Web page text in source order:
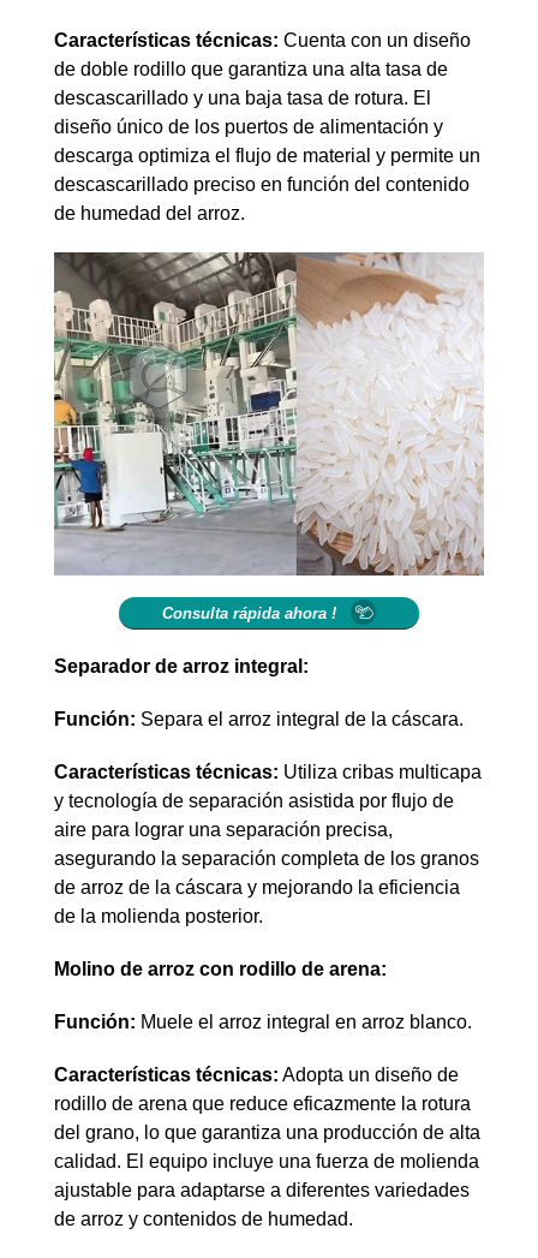
Características técnicas: Cuenta con un diseño
de doble rodillo que garantiza una alta tasa de
descascarillado y una baja tasa de rotura. El
diseño único de los puertos de alimentación y
descarga optimiza el flujo de material y permite un
descascarillado preciso en función del contenido
de humedad del arroz.
Consulta rápida ahora !
Separador de arroz integral:
Función: Separa el arroz integral de la cáscara.
Características técnicas: Utiliza cribas multicapa
y tecnología de separación asistida por flujo de
aire para lograr una separación precisa,
asegurando la separación completa de los granos
de arroz de la cáscara y mejorando la eficiencia
de la molienda posterior.
Molino de arroz con rodillo de arena:
Función: Muele el arroz integral en arroz blanco.
Características técnicas: Adopta un diseño de
rodillo de arena que reduce eficazmente la rotura
del grano, lo que garantiza una producción de alta
calidad. El equipo incluye una fuerza de molienda
ajustable para adaptarse a diferentes variedades
de arroz y contenidos de humedad.